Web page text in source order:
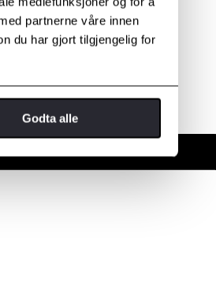
partnerne våre innen
du har gjort tilgjengelig for
Godta alle